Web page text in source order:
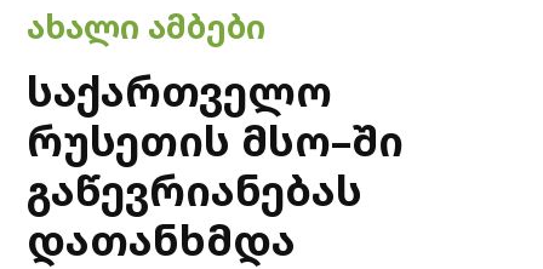
POSTED
IN
ᲐᲮᲐᲚᲘ ᲐᲛᲑᲔᲑᲘ
საქართველო
რუსეთის მსო–ში
გაწევრიანებას
დათანხმდა